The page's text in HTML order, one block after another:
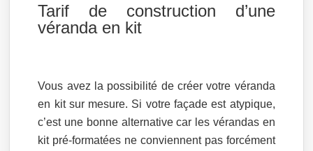
Tarif de construction d’une
véranda en kit
Vous avez la possibilité de créer votre véranda
en kit sur mesure. Si votre façade est atypique,
c’est une bonne alternative car les vérandas en
kit pré-formatées ne conviennent pas forcément